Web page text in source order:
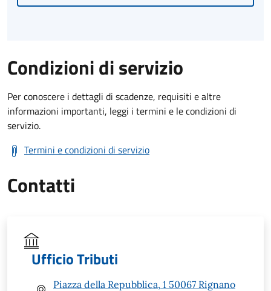
Condizioni di servizio
Per conoscere i dettagli di scadenze, requisiti e altre
informazioni importanti, leggi i termini e le condizioni di
servizio.
Termini e condizioni di servizio
Contatti
Ufficio Tributi
Piazza della Repubblica, 1 50067 Rignano